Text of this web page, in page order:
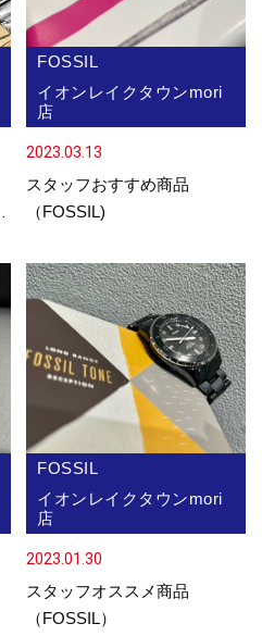
FOSSIL
イオンレイクタウンmori
店
2023.03.13
スタッフおすすめ商品
（FOSSIL)
FOSSIL
イオンレイクタウンmori
店
2023.01.30
スタッフオススメ商品
（FOSSIL）